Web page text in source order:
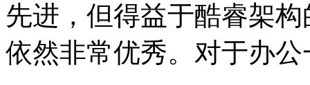
先进，但得益于酷睿架
依然非常优秀。对于办